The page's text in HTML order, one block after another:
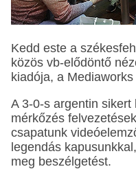
Kedd este a
közös vb-elődöntő
kiadója, a
A 3-0-s argentin
mérkőzés
csapatunk
legendás
meg beszélgetést.